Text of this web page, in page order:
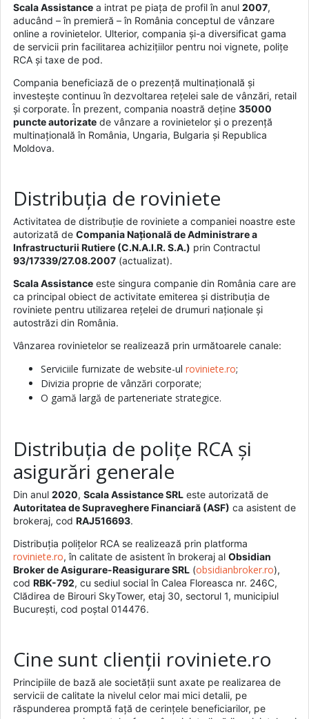
Scala Assistancea intrat pe piața de profil în anul 2007,
aducând – în premieră – în România conceptul de vânzare
online a rovinietelor. Ulterior, compania și-a diversificat gama
de servicii prin facilitarea achizițiilor pentru noi vignete, polițe
RCA și taxe de pod.
Compania beneficiază de o prezență multinațională și
investește continuu în dezvoltarea rețelei sale de vânzări, retail
și corporate. În prezent, compania noastră deține 35000
puncte autorizatede vânzare a rovinietelor și o prezență
multinațională în România, Ungaria, Bulgaria și Republica
Moldova.
Distribuția de roviniete
Activitatea de distribuție de roviniete a companiei noastre este
autorizată de Compania Națională de Administrare a
Infrastructurii Rutiere (C.N.A.I.R. S.A.) prin Contractul
93/17339/27.08.2007(actualizat).
Scala Assistanceeste singura companie din România care are
ca principal obiect de activitate emiterea și distribuția de
roviniete pentru utilizarea rețelei de drumuri naționale și
autostrăzi din România.
Vânzarea rovinietelor se realizează prin următoarele canale:
Serviciile furnizate de website-ul roviniete.ro;
Divizia proprie de vânzări corporate;
O gamă largă de parteneriate strategice.
Distribuția de polițe RCA și
asigurări generale
Din anul 2020, Scala Assistance SRLeste autorizată de
Autoritatea de Supraveghere Financiară (ASF) ca asistent de
brokeraj, cod RAJ516693.
Distribuția polițelor RCA se realizează prin platforma
roviniete.ro, în calitate de asistent în brokeraj al Obsidian
Broker de Asigurare-Reasigurare SRL(obsidianbroker.ro),
cod RBK-792, cu sediul social în Calea Floreasca nr. 246C,
Clădirea de Birouri SkyTower, etaj 30, sectorul 1, municipiul
București, cod poștal 014476.
Cine sunt clienții roviniete.ro
Principiile de bază ale societății sunt axate pe realizarea de
servicii de calitate la nivelul celor mai mici detalii, pe
răspunderea promptă față de cerințele beneficiarilor, pe